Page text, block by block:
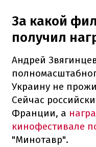
За какой
получил
Андрей
Украину не
Сейчас
Франции, а
кинофестивале
"Минотавр".